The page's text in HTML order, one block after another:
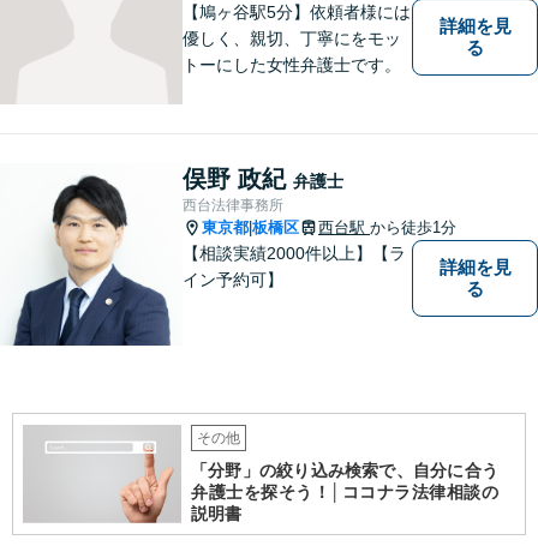
【鳩ヶ谷駅5分】依頼者様には
優しく、親切、丁寧にをモッ
トーにした女性弁護士です。
詳細を見
る
俣野 政紀 弁護士
西台法律事務所
東京都 板橋区 西台駅 から徒歩1分
【相談実績2000件以上】【ラ
イン予約可】
詳細を見
る
その他
「分野」の絞り込み検索で、自分に合う
弁護士を探そう！│ココナラ法律相談の
説明書